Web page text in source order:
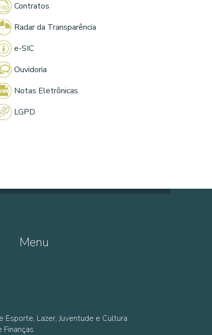
Contratos
Radar da Transparência
e-SIC
Ouvidoria
Notas Eletrônicas
LGPD
Menu
Esporte, Lazer, Juventude e Cultura